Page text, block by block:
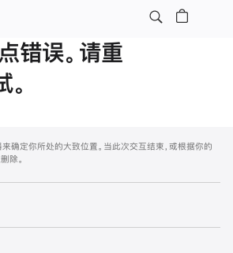
错误。请重
。
确定你所处的大致位置。当此次交互结束，或根据你的
除。